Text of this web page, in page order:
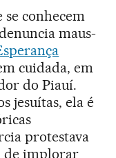
conhecem
maus-
cuidada, em
do Piauí.
jesuítas, ela é
protestava
de implorar